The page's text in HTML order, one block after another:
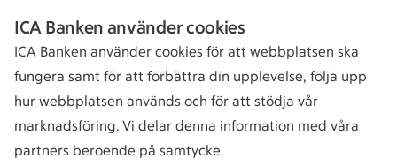
ICA Banken använder cookies
ICA Banken använder cookies för att webbplatsen ska
fungera samt för att förbättra din upplevelse, följa upp
hur webbplatsen används och för att stödja vår
marknadsföring. Vi delar denna information med våra
partners beroende på samtycke.